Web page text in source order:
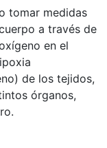
tomar medidas
a través de
en el
de los tejidos,
órganos,